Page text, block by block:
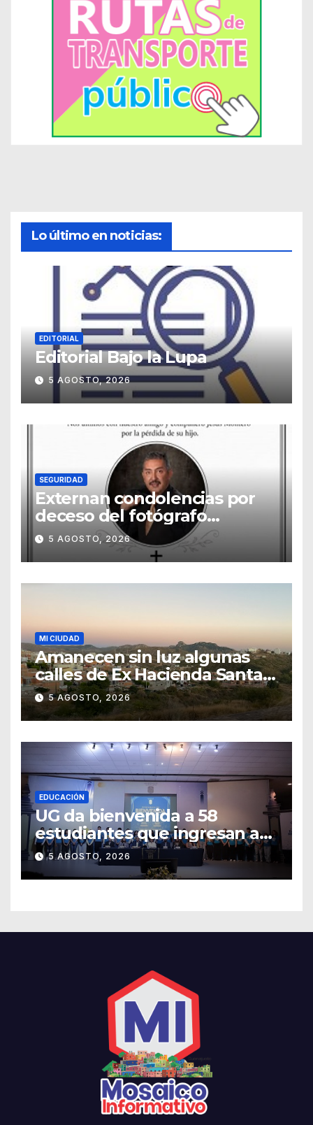
Lo último en noticias:
EDITORIAL
Editorial Bajo la Lupa
5 AGOSTO, 2026
SEGURIDAD
Externan condolencias por
deceso del fotógrafo
Emmanuel Montero
5 AGOSTO, 2026
MI CIUDAD
Amanecen sin luz algunas
calles de Ex Hacienda Santa
Teresa
5 AGOSTO, 2026
EDUCACIÓN
UG da bienvenida a 58
estudiantes que ingresan a
través de los programas de
equidad
5 AGOSTO, 2026